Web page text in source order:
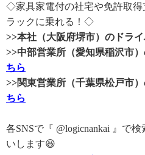
◇家具家電付の社宅や免許取得
ラックに乗れる！◇
>>本社（大阪府堺市）のドラ
>>中部営業所（愛知県稲沢市
ちら
>>関東営業所（千葉県松戸市
ちら
各SNSで『 @logicnankai 』で
いします😆